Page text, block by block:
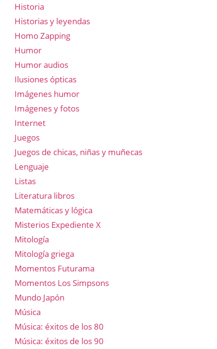
Historia
Historias y leyendas
Homo Zapping
Humor
Humor audios
Ilusiones ópticas
Imágenes humor
Imágenes y fotos
Internet
Juegos
Juegos de chicas, niñas y muñecas
Lenguaje
Listas
Literatura libros
Matemáticas y lógica
Misterios Expediente X
Mitología
Mitología griega
Momentos Futurama
Momentos Los Simpsons
Mundo Japón
Música
Música: éxitos de los 80
Música: éxitos de los 90